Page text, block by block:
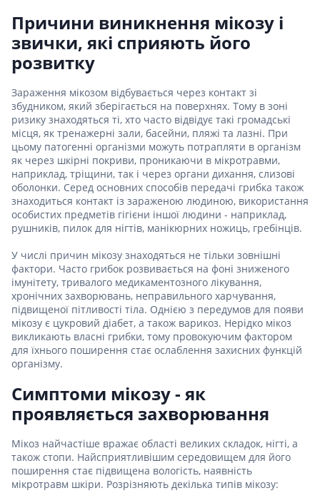
Причини виникнення мікозу і
звички, які сприяють його
розвитку
Зараження мікозом відбувається через контакт зі
збудником, який зберігається на поверхнях. Тому в зоні
ризику знаходяться ті, хто часто відвідує такі громадські
місця, як тренажерні зали, басейни, пляжі та лазні. При
цьому патогенні організми можуть потрапляти в організм
як через шкірні покриви, проникаючи в мікротравми,
наприклад, тріщини, так і через органи дихання, слизові
оболонки. Серед основних способів передачі грибка також
знаходиться контакт із зараженою людиною, використання
особистих предметів гігієни іншої людини - наприклад,
рушників, пилок для нігтів, манікюрних ножиць, гребінців.
У числі причин мікозу знаходяться не тільки зовнішні
фактори. Часто грибок розвивається на фоні зниженого
імунітету, тривалого медикаментозного лікування,
хронічних захворювань, неправильного харчування,
підвищеної пітливості тіла. Однією з передумов для появи
мікозу є цукровий діабет, а також варикоз. Нерідко мікоз
викликають власні грибки, тому провокуючим фактором
для їхнього поширення стає ослаблення захисних функцій
організму.
Симптоми мікозу - як
проявляється захворювання
Мікоз найчастіше вражає області великих складок, нігті, а
також стопи. Найсприятливішим середовищем для його
поширення стає підвищена вологість, наявність
мікротравм шкіри. Розрізняють декілька типів мікозу: